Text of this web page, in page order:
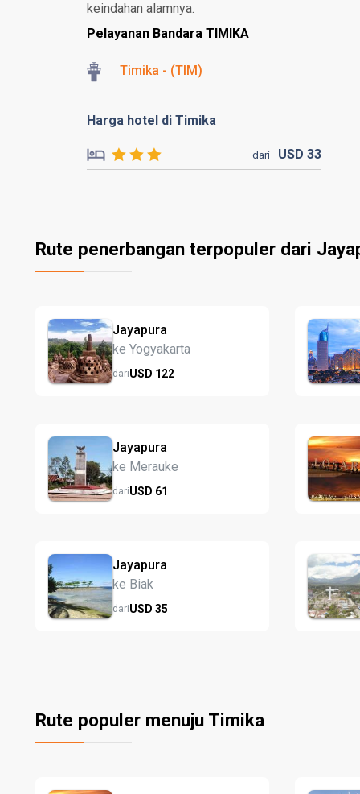
keindahan alamnya.
Pelayanan Bandara TIMIKA
Timika - (TIM)
Harga hotel di Timika
dari USD 33
Rute penerbangan terpopuler dari
Jayapura
ke Yogyakarta
dariUSD 122
Jayapura
ke Merauke
dariUSD 61
Jayapura
ke Biak
dariUSD 35
Rute populer menuju Timika